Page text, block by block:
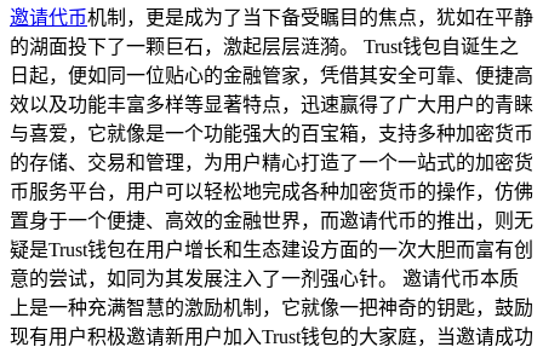
邀请代币机制，更是成为了当下备受瞩目的焦点，犹如在平静
的湖面投下了一颗巨石，激起层层涟漪。 Trust钱包自诞生之
日起，便如同一位贴心的金融管家，凭借其安全可靠、便捷高
效以及功能丰富多样等显著特点，迅速赢得了广大用户的青睐
与喜爱，它就像是一个功能强大的百宝箱，支持多种加密货币
的存储、交易和管理，为用户精心打造了一个一站式的加密货
币服务平台，用户可以轻松地完成各种加密货币的操作，仿佛
置身于一个便捷、高效的金融世界，而邀请代币的推出，则无
疑是Trust钱包在用户增长和生态建设方面的一次大胆而富有创
意的尝试，如同为其发展注入了一剂强心针。 邀请代币本质
上是一种充满智慧的激励机制，它就像一把神奇的钥匙，鼓励
现有用户积极邀请新用户加入Trust钱包的大家庭，当邀请成功